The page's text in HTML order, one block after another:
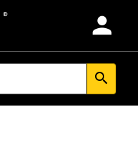
person
search